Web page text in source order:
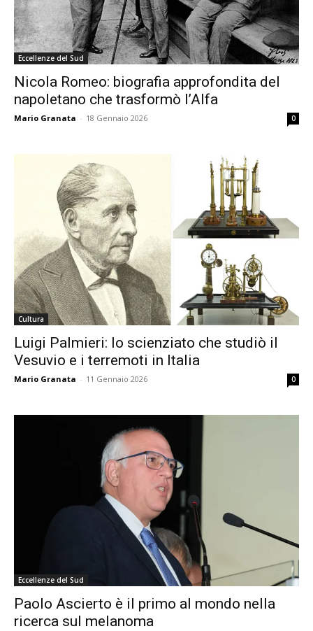
Eccellenze del Sud
Nicola Romeo: biografia approfondita del
napoletano che trasformò l’Alfa
Mario Granata - 18 Gennaio 2026 0
Cultura
Luigi Palmieri: lo scienziato che studiò il
Vesuvio e i terremoti in Italia
Mario Granata - 11 Gennaio 2026 0
Eccellenze del Sud
Paolo Ascierto è il primo al mondo nella
ricerca sul melanoma